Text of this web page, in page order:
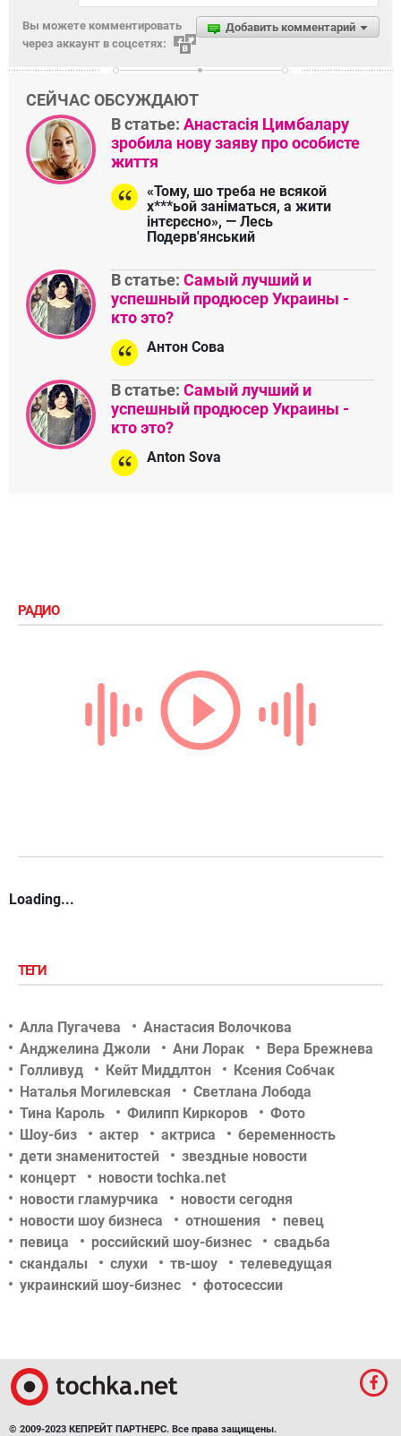
Добавить комментарий
Вы можете комментировать
через аккаунт в соцсетях:
СЕЙЧАС ОБСУЖДАЮТ
В статье: Анастасія Цимбалару
зробила нову заяву про особисте
життя
«Тому, шо треба не всякой
х***ьой заніматься, а жити
інтєрєсно», — Лесь
Подерв'янський
В статье: Самый лучший и
успешный продюсер Украины -
кто это?
Антон Сова
В статье: Самый лучший и
успешный продюсер Украины -
кто это?
Anton Sova
РАДИО
Loading...
ТЕГИ
Алла Пугачева
Анастасия Волочкова
Анджелина Джоли
Ани Лорак
Вера Брежнева
Голливуд
Кейт Миддлтон
Ксения Собчак
Наталья Могилевская
Светлана Лобода
Тина Кароль
Филипп Киркоров
Фото
Шоу-биз
актер актриса
беременность
дети знаменитостей
звездные новости
концерт
новости tochka.net
новости гламурчика
новости сегодня
новости шоу бизнеса
отношения
певец
певица
российский шоу-бизнес
свадьба
скандалы
слухи тв-шоу
телеведущая
украинский шоу-бизнес
фотосессии
© 2009-2023 КЕПРЕЙТ ПАРТНЕРС. Все права защищены.